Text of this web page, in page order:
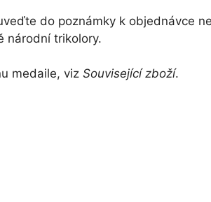
do poznámky k objednávce
národní trikolory.
medaile, viz Související zboží.